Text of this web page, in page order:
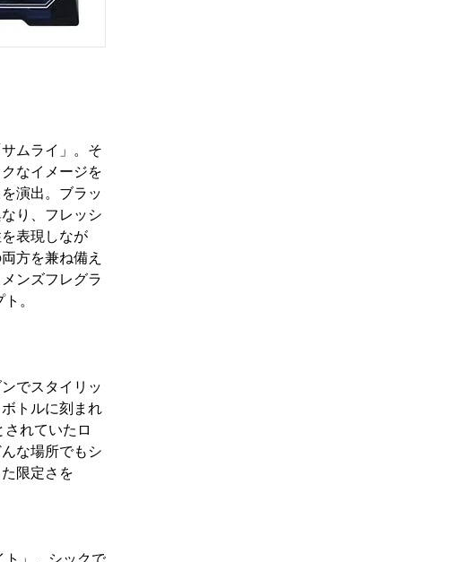
ムライ」。そ
なイメージを
演出。ブラッ
り、フレッシ
表現しなが
方を兼ね備え
ンズフレグラ
。
でスタイリッ
トルに刻まれ
れていたロ
な場所でもシ
限定さを